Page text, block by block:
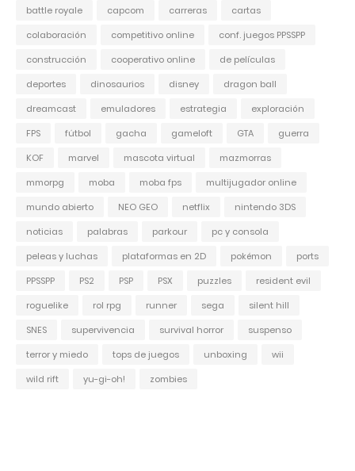
battle royale
capcom carreras
cartas
colaboración
competitivo online
conf. juegos PPSSPP
construcción
cooperativo online
de películas
deportes
dinosaurios disney
dragon ball
dreamcast
emuladores estrategia
exploración
FPS
fútbol gacha gameloft GTA
guerra
KOF
marvel mascota virtual
mazmorras
mmorpg
moba moba fps
multijugador online
mundo abierto
NEO GEO netflix
nintendo 3DS
noticias
palabras parkour
pc y consola
peleas y luchas
plataformas en 2D pokémon
ports
PPSSPP
PS2 PSP PSX puzzles
resident evil
roguelike
rol rpg runner sega
silent hill
SNES
supervivencia survival horror
suspenso
terror y miedo
tops de juegos unboxing
wii
wild rift
yu-gi-oh! zombies